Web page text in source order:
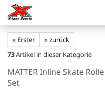
« Erster
« zurück
73Artikel in dieser Kategorie
MATTER Inline Skate
Set